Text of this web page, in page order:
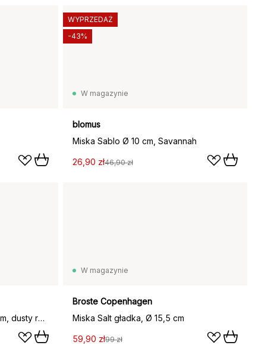
W magazynie
blomus
Miska Sablo Ø 10 cm, Savannah
26,90 zł46,90 zł
WYPRZEDAŻ
-43%
Clean obrus lniany 145x250 cm, dusty rose
W magazynie
Broste Copenhagen
Miska Salt gładka, Ø 15,5 cm
59,90 zł99 zł